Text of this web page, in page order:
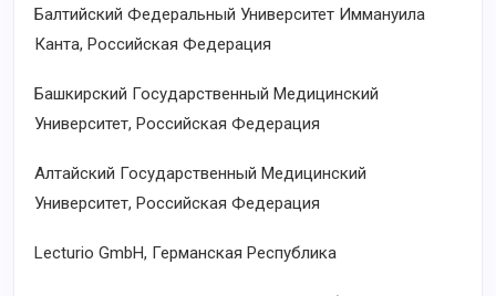
Балтийский Федеральный Университет Иммануила
Канта, Российская Федерация
Башкирский Государственный Медицинский
Университет, Российская Федерация
Алтайский Государственный Медицинский
Университет, Российская Федерация
Lecturio GmbH, Германская Республика